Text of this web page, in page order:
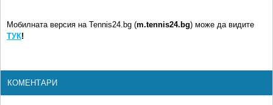
Мобилната версия на Tennis24.bg (m.tennis24.bg) може да видите
ТУК!
КОМЕНТАРИ